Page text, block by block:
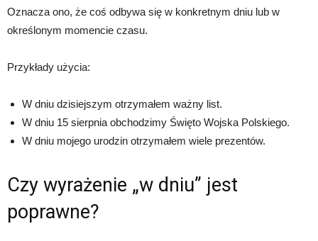
Oznacza ono, że coś odbywa się w konkretnym dniu lub w
określonym momencie czasu.
Przykłady użycia:
W dniu dzisiejszym otrzymałem ważny list.
W dniu 15 sierpnia obchodzimy Święto Wojska Polskiego.
W dniu mojego urodzin otrzymałem wiele prezentów.
Czy wyrażenie „w dniu” jest
poprawne?